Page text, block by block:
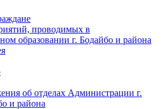
проводимых в
образовании г. Бодайбо и района
об отделах Администрации г.
и района